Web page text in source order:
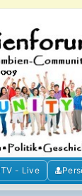
TV - Live